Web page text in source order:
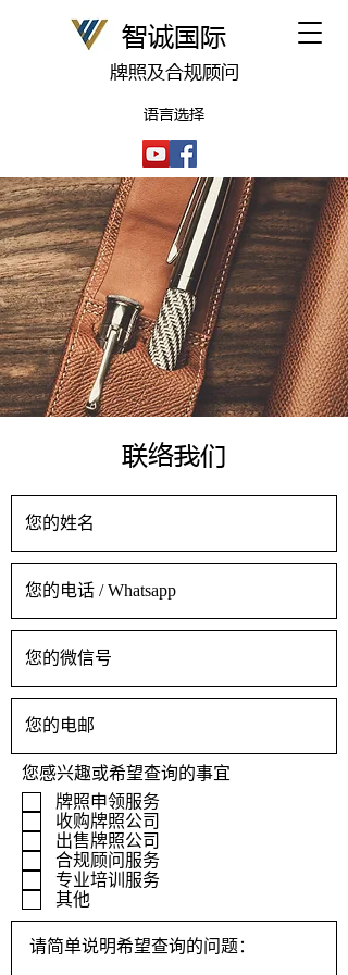
​智诚国际
牌照及合规顾问
语言选择
​联络我们
您感兴趣或希望查询的事宜
牌照申领服务
收购牌照公司
出售牌照公司
合规顾问服务
专业培训服务
其他